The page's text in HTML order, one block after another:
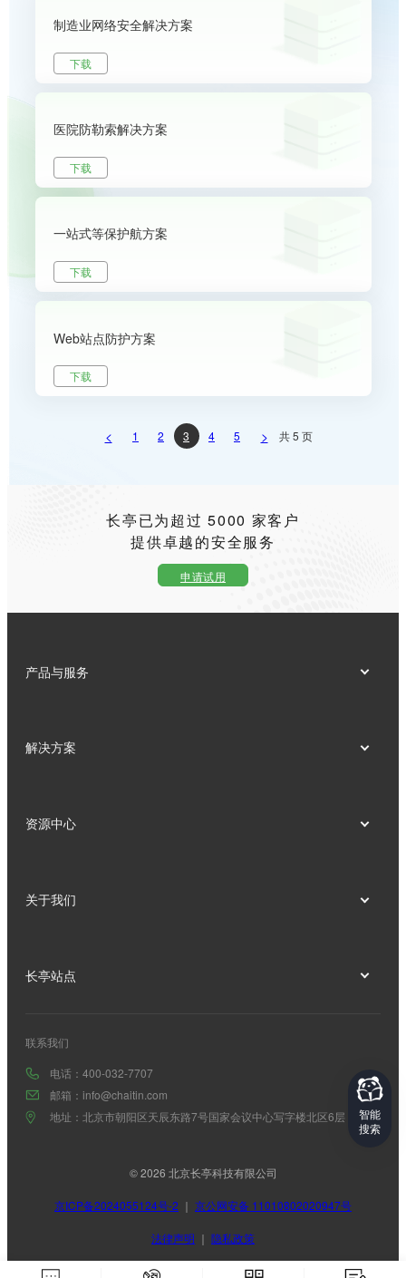
制造业网络安全解决方案
下载
医院防勒索解决方案
下载
一站式等保护航方案
下载
Web站点防护方案
下载
< 1 2 3 4 5 > 共 5 页
长亭已为超过 5000 家客户
提供卓越的安全服务
申请试用
产品与服务
解决方案
资源中心
关于我们
长亭站点
联系我们
电话：400-032-7707
邮箱：info@chaitin.com
地址：北京市朝阳区天辰东路7号国家会议中心写字楼北区6层
© 2026 北京长亭科技有限公司
京ICP备2024055124号-2 ｜ 京公网安备 11010802020947号
法律声明 ｜ 隐私政策
智能
搜索